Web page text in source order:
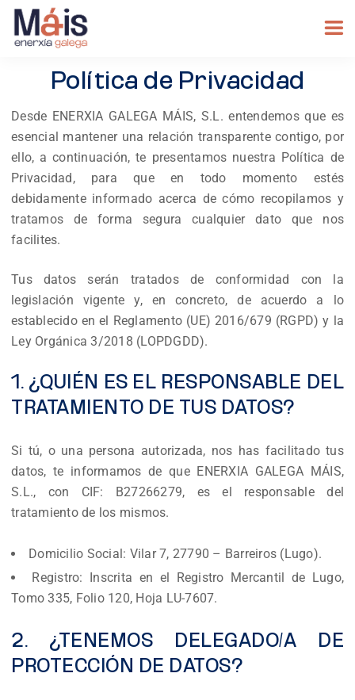
Política de Privacidad
Desde ENERXIA GALEGA MÁIS, S.L. entendemos que es
esencial mantener una relación transparente contigo, por
ello, a continuación, te presentamos nuestra Política de
Privacidad, para que en todo momento estés
debidamente informado acerca de cómo recopilamos y
tratamos de forma segura cualquier dato que nos
facilites.
Tus datos serán tratados de conformidad con la
legislación vigente y, en concreto, de acuerdo a lo
establecido en el Reglamento (UE) 2016/679 (RGPD) y la
Ley Orgánica 3/2018 (LOPDGDD).
1. ¿QUIÉN ES EL RESPONSABLE DEL
TRATAMIENTO DE TUS DATOS?
Si tú, o una persona autorizada, nos has facilitado tus
datos, te informamos de que ENERXIA GALEGA MÁIS,
S.L., con CIF: B27266279, es el responsable del
tratamiento de los mismos.
Domicilio Social: Vilar 7, 27790 – Barreiros (Lugo).
Registro: Inscrita en el Registro Mercantil de Lugo,
Tomo 335, Folio 120, Hoja LU-7607.
2. ¿TENEMOS DELEGADO/A DE
PROTECCIÓN DE DATOS?